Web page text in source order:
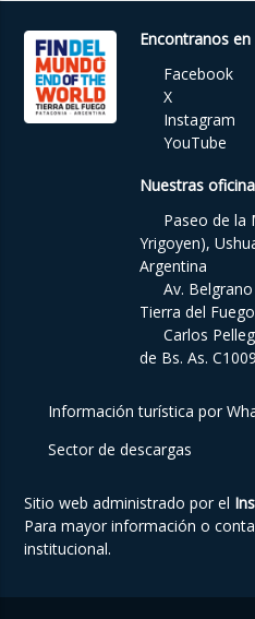
Encontranos en
Facebook
X
Instagram
YouTube
Nuestras
Paseo de la
Yrigoyen),
Argentina
Av.
Tierra del
Carlos
de Bs. As.
Información turística por
Sector de descargas
Sitio web administrado por el
Para mayor información o
institucional.